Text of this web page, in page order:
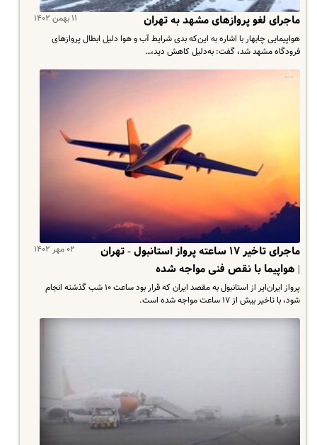
۱۱ بهمن ۱۴۰۲ ماجرای لغو پروازهای مشهد به تهران
هواپیمایی چابهار با اشاره به ‌این‌که بدی شرایط آب و هوا دلیل ابطال پروازهای
فرودگاه مشهد شد، گفت: به‌دلیل کاهش دید،…
۰۲ مهر ۱۴۰۲
ماجرای تاخیر ۱۷ ساعته پرواز استانبول - تهران
| هواپیما با نقص فنی مواجه شده
پرواز ایران‌ایر از استانبول به مقصد ایران که قرار بود ساعت ۱۰ شب گذشته انجام
شود، با تاخیر بیش از ۱۷ ساعت مواجه شده است.